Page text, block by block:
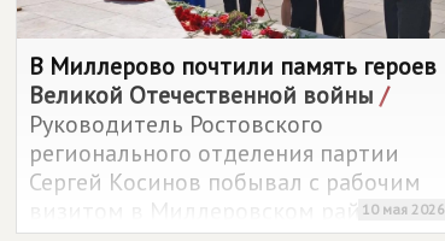
В Миллерово почтили память героев
Великой Отечественной войны /
Руководитель Ростовского
регионального отделения партии
Сергей Косинов побывал с рабочим
визитом в Миллеровском районе.10 мая 2026